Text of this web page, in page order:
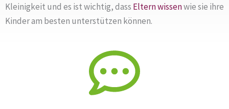
Kleinigkeit und es ist wichtig, dass Elternwissenwie sie ihre
Kinder am besten unterstützen können.